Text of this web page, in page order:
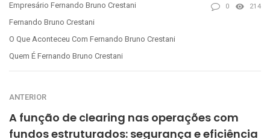
Empresário Fernando Bruno Crestani
Fernando Bruno Crestani
O Que Aconteceu Com Fernando Bruno Crestani
Quem É Fernando Bruno Crestani
0 214
ANTERIOR
A função de clearing nas operações com
fundos estruturados: segurança e eficiência